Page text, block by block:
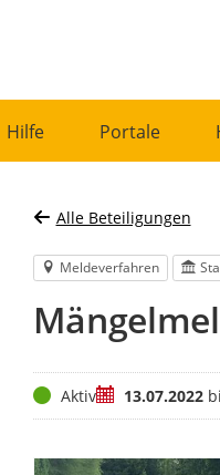
Hilfe Portale
Alle Beteiligungen
Meldeverfahren
StatusAktivZeitraum
13.07.2022